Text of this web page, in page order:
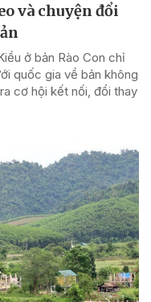
và chuyện đổi
ở bản Rào Con chỉ
quốc gia về bản không
cơ hội kết nối, đổi thay